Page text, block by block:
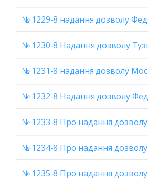
№ 1229-8 надання дозволу
№ 1230-8 Надання дозволу
№ 1231-8 надання дозволу
№ 1232-8 Надання дозволу
№ 1233-8 Про надання дозволу
№ 1234-8 Про надання
№ 1235-8 Про надання